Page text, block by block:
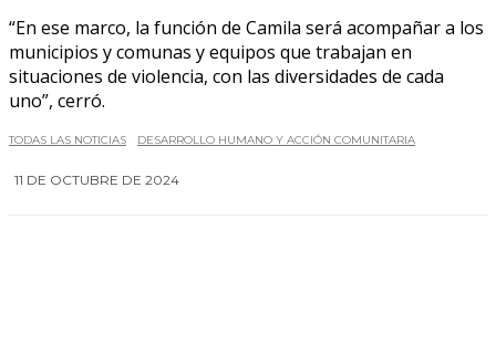
“En ese marco, la función de Camila será acompañar a los
municipios y comunas y equipos que trabajan en
situaciones de violencia, con las diversidades de cada
uno”, cerró.
TODAS LAS NOTICIAS DESARROLLO HUMANO Y ACCIÓN COMUNITARIA
11 DE OCTUBRE DE 2024